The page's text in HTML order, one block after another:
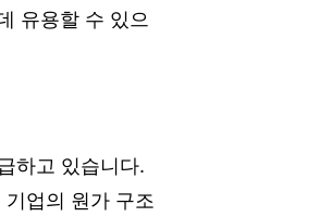
유용할 수 있으
하고 있습니다.
업의 원가 구조